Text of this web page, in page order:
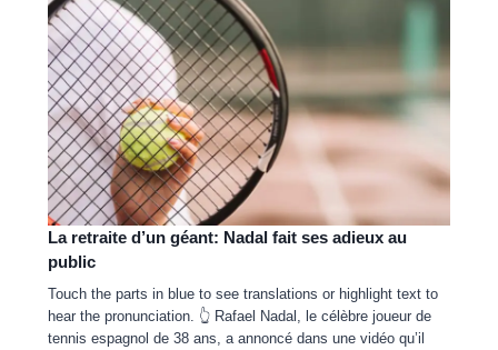
La retraite d’un géant: Nadal fait ses adieux au
public
Touch the parts in blue to see translations or highlight text to
hear the pronunciation. 👆 Rafael Nadal, le célèbre joueur de
tennis espagnol de 38 ans, a annoncé dans une vidéo qu’il